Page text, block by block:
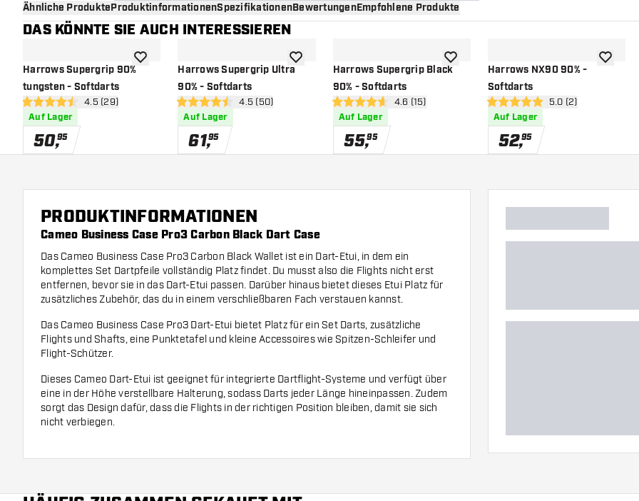
Ähnliche ProdukteProduktinformationenSpezifikationenBewertungenEmpfohlene Produkte
DAS KÖNNTE SIE AUCH INTERESSIEREN
Harrows Supergrip 90%
tungsten - Softdarts
Bewertungsbereich öffnen
4.5 Bewertungssterne
4.5 (29)
Auf Lager
50,95
Zur Wunschliste hinzufügen
Harrows Supergrip Ultra
90% - Softdarts
Bewertungsbereich öffnen
4.5 Bewertungssterne
4.5 (50)
Auf Lager
61,95
Zur Wunschliste hinzufügen
Harrows Supergrip Black
90% - Softdarts
Bewertungsbereich öffnen
4.6 Bewertungssterne
4.6 (15)
Auf Lager
55,95
Zur Wunschliste hinzufügen
Harrows NX90 90% -
Softdarts
Bewertungsbereich
5 Bewertungssterne
5.0 (2)
Auf Lager
52,95
Zur
PRODUKTINFORMATIONEN
Cameo Business Case Pro3 Carbon Black Dart Case
Das Cameo Business Case Pro3 Carbon Black Wallet ist ein Dart-Etui, in dem ein
komplettes Set Dartpfeile vollständig Platz findet. Du musst also die Flights nicht erst
entfernen, bevor sie in das Dart-Etui passen. Darüber hinaus bietet dieses Etui Platz für
zusätzliches Zubehör, das du in einem verschließbaren Fach verstauen kannst.
Das Cameo Business Case Pro3 Dart-Etui bietet Platz für ein Set Darts, zusätzliche
Flights und Shafts, eine Punktetafel und kleine Accessoires wie Spitzen-Schleifer und
Flight-Schützer.
Dieses Cameo Dart-Etui ist geeignet für integrierte Dartflight-Systeme und verfügt über
eine in der Höhe verstellbare Halterung, sodass Darts jeder Länge hineinpassen. Zudem
sorgt das Design dafür, dass die Flights in der richtigen Position bleiben, damit sie sich
nicht verbiegen.